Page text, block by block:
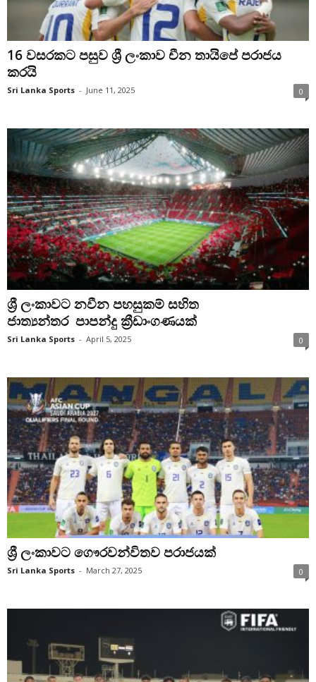
16 වසරකට පසුව ශ්‍රී ලංකාව චීන තායිපේ පරාජය
කරයි
Sri Lanka Sports - June 11, 2025 0
ශ්‍රී ලංකාවට නවීන පහසුකම් සහිත
ජාත්‍යන්තර පාපන්දු ක්‍රීඩාංගණයක්
Sri Lanka Sports - April 5, 2025 0
ශ්‍රී ලංකාවට ගෞරවන්විතව පරාජයක්
Sri Lanka Sports - March 27, 2025 0